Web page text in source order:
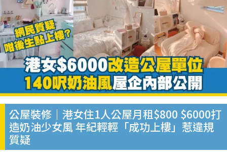
公屋裝修｜港女住1人公屋月租$800 $6000打
造奶油少女風 年紀輕輕「成功上樓」惹違規
質疑